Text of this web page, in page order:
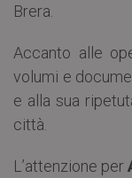
Brera.
Accanto alle
volumi e
e alla sua
città.
L’attenzione per